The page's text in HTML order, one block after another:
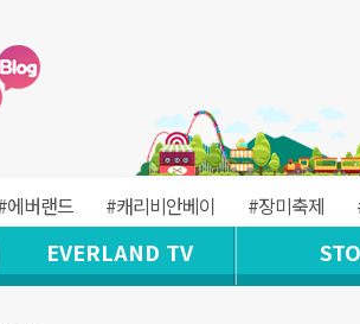
에버랜드 #캐리비안베이 #장미축제
EVERLAND TV